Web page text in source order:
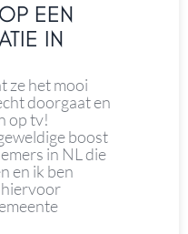
EEN
IN
ze het mooi
doorgaat en
op tv!
boost
in NL die
en ik ben